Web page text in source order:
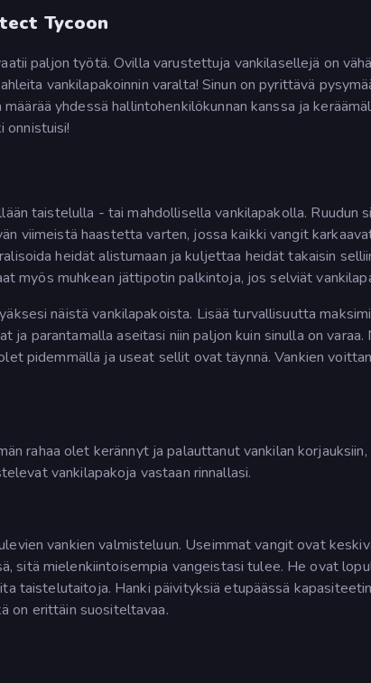
Tycoon
paljon työtä. Ovilla varustettuja vankilasellejä on
vankilapakoinnin varalta! Sinun on pyrittävä
yhdessä hallintohenkilökunnan kanssa ja
onnistuisi!
taistelulla - tai mahdollisella vankilapakolla. Ruudun
viimeistä haastetta varten, jossa kaikki vangit
heidät alistumaan ja kuljettaa heidät takaisin
myös muhkean jättipotin palkintoja, jos selviät
näistä vankilapakoista. Lisää turvallisuutta
ja parantamalla aseitasi niin paljon kuin sinulla on varaa.
pidemmällä ja useat sellit ovat täynnä. Vankien
rahaa olet kerännyt ja palauttanut vankilan korjauksiin,
vankilapakoja vastaan rinnallasi.
vankien valmisteluun. Useimmat vangit ovat
sitä mielenkiintoisempia vangeistasi tulee. He ovat
taistelutaitoja. Hanki päivityksiä etupäässä
on erittäin suositeltavaa.